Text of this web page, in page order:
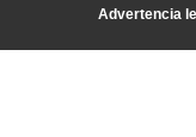
Advertencia